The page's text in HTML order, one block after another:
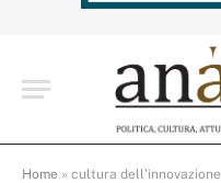
Home » cultura dell’innovazione